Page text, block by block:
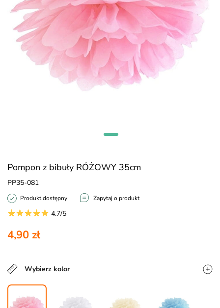
Pompon z bibuły RÓŻOWY 35cm
PP35-081
Produkt dostępny Zapytaj o produkt
4.7/5
4,90 zł
Wybierz kolor